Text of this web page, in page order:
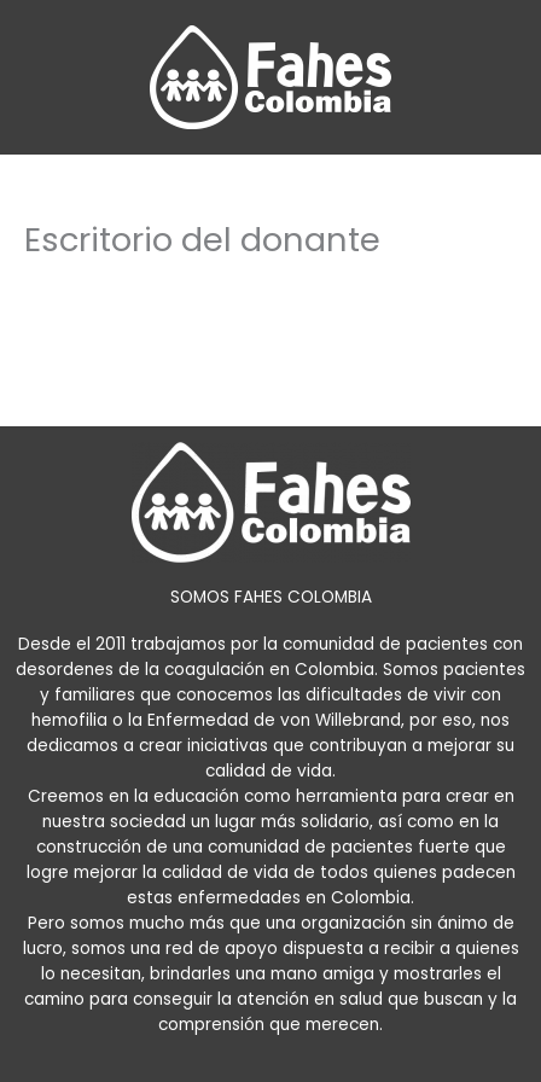
Escritorio del donante
SOMOS FAHES COLOMBIA
Desde el 2011 trabajamos por la comunidad de pacientes con
desordenes de la coagulación en Colombia. Somos pacientes
y familiares que conocemos las dificultades de vivir con
hemofilia o la Enfermedad de von Willebrand, por eso, nos
dedicamos a crear iniciativas que contribuyan a mejorar su
calidad de vida.
Creemos en la educación como herramienta para crear en
nuestra sociedad un lugar más solidario, así como en la
construcción de una comunidad de pacientes fuerte que
logre mejorar la calidad de vida de todos quienes padecen
estas enfermedades en Colombia.
Pero somos mucho más que una organización sin ánimo de
lucro, somos una red de apoyo dispuesta a recibir a quienes
lo necesitan, brindarles una mano amiga y mostrarles el
camino para conseguir la atención en salud que buscan y la
comprensión que merecen.